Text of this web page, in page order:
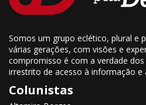
Somos um grupo eclético, plural e
várias gerações, com visões e
compromisso é com a verdade
irrestrito de acesso à informação e
Colunistas